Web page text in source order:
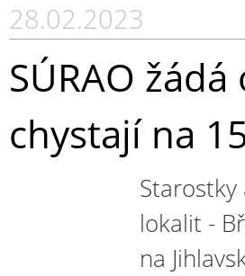
28.02.2023
SÚRAO
chystají na
lokalit -
na